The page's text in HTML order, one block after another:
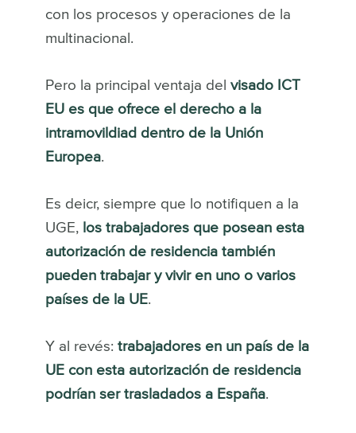
con los procesos y operaciones de la
multinacional.
Pero la principal ventaja del visado ICT
EU es que ofrece el derecho a la
intramovildiad dentro de la Unión
Europea.
Es deicr, siempre que lo notifiquen a la
UGE, los trabajadores que posean esta
autorización de residencia también
pueden trabajar y vivir en uno o varios
países de la UE.
Y al revés: trabajadores en un país de la
UE con esta autorización de residencia
podrían ser trasladados a España.